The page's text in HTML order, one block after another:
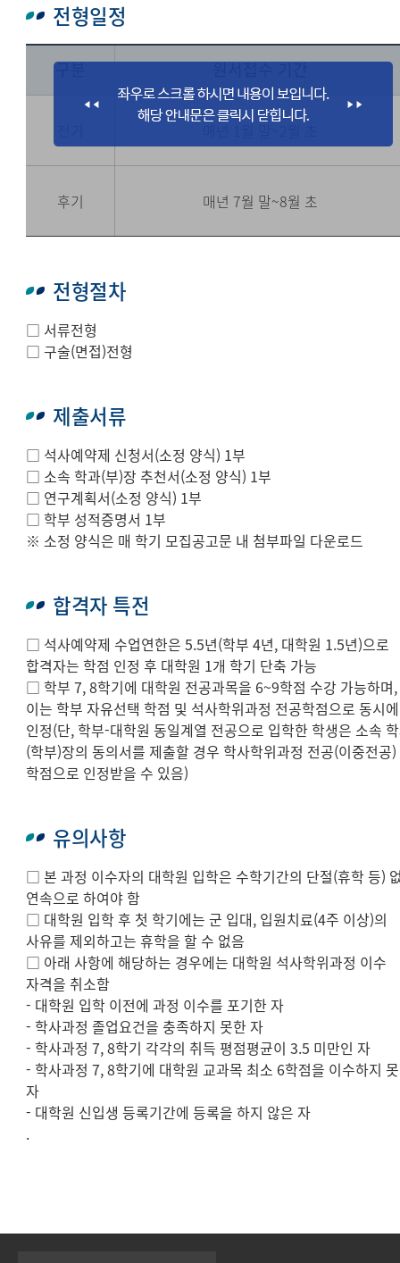
전형일정
구분 원서접수 기간
후기 매년 7월 말~8월 초
전형절차
□ 서류전형
□ 구술(면접)전형
제출서류
□ 석사예약제 신청서(소정 양식) 1부
□ 소속 학과(부)장 추천서(소정 양식) 1부
□ 연구계획서(소정 양식) 1부
□ 학부 성적증명서 1부
※ 소정 양식은 매 학기 모집공고문 내 첨부파일 다운로드
합격자 특전
□ 석사예약제 수업연한은 5.5년(학부 4년, 대학원 1.5년)으로
합격자는 학점 인정 후 대학원 1개 학기 단축 가능
□ 학부 7, 8학기에 대학원 전공과목을 6~9학점 수강 가능하며,
이는 학부 자유선택 학점 및 석사학위과정 전공학점으로 동시에
인정(단, 학부-대학원 동일계열 전공으로 입학한 학생은 소속
(학부)장의 동의서를 제출할 경우 학사학위과정 전공(이중전공)
학점으로 인정받을 수 있음)
유의사항
□ 본 과정 이수자의 대학원 입학은 수학기간의 단절(휴학 등)
연속으로 하여야 함
□ 대학원 입학 후 첫 학기에는 군 입대, 입원치료(4주 이상)의
사유를 제외하고는 휴학을 할 수 없음
□ 아래 사항에 해당하는 경우에는 대학원 석사학위과정 이수
자격을 취소함
- 대학원 입학 이전에 과정 이수를 포기한 자
- 학사과정 졸업요건을 충족하지 못한 자
- 학사과정 7, 8학기 각각의 취득 평점평균이 3.5 미만인 자
- 학사과정 7, 8학기에 대학원 교과목 최소 6학점을 이수하지
자
- 대학원 신입생 등록기간에 등록을 하지 않은 자
.